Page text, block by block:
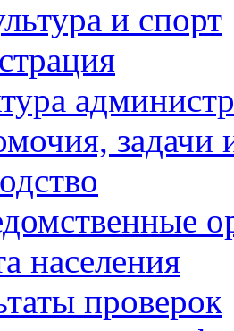
и спорт
задачи
населения
проверок